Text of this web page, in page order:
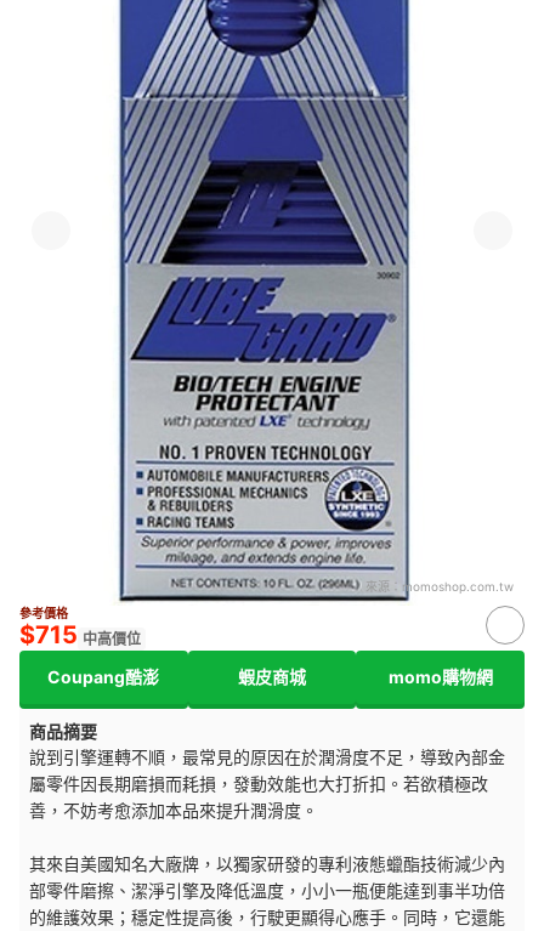
來源： momoshop.com.tw
參考價格
$715 中高價位
Coupang酷澎 蝦皮商城 momo購物網
商品摘要
說到引擎運轉不順，最常見的原因在於潤滑度不足，導致內部金
屬零件因長期磨損而耗損，發動效能也大打折扣。若欲積極改
善，不妨考愈添加本品來提升潤滑度。
其來自美國知名大廠牌，以獨家研發的專利液態蠟酯技術減少內
部零件磨擦、潔淨引擎及降低溫度，小小一瓶便能達到事半功倍
的維護效果；穩定性提高後，行駛更顯得心應手。同時，它還能